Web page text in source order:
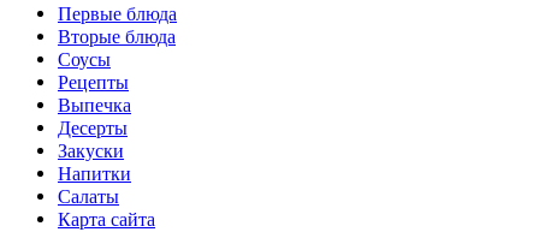
Первые блюда
Вторые блюда
Соусы
Рецепты
Выпечка
Десерты
Закуски
Напитки
Салаты
Карта сайта